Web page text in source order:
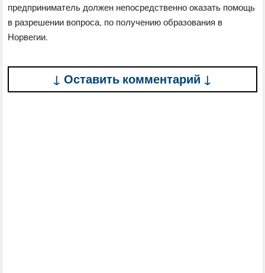
предприниматель должен непосредственно оказать помощь
в разрешении вопроса, по получению образования в
Норвегии.
↓ Оставить комментарий ↓